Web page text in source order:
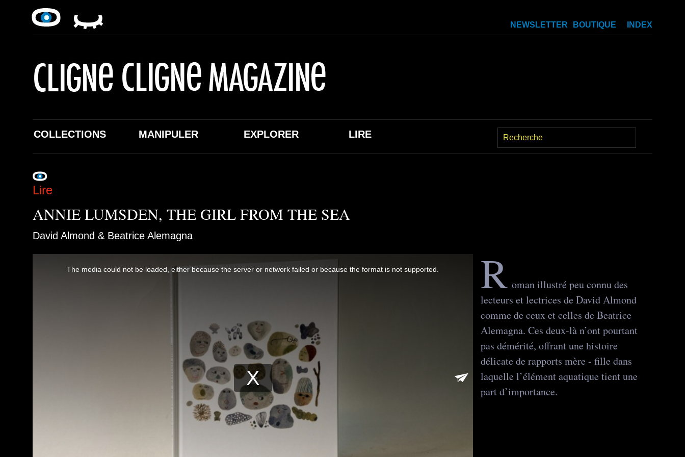
NEWSLETTER BOUTIQUE INDEX
COLLECTIONS MANIPULER EXPLORER LIRE
Lire
ANNIE LUMSDEN, THE GIRL FROM THE SEA
David Almond & Beatrice Alemagna
R oman illustré peu connu des
lecteurs et lectrices de David Almond
comme de ceux et celles de Beatrice
Alemagna. Ces deux-là n’ont pourtant
pas démérité, offrant une histoire
délicate de rapports mère - fille dans
laquelle l’élément aquatique tient une
part d’importance.